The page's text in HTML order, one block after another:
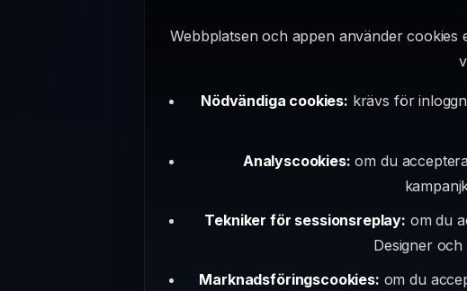
Webbplatsen och appen använder
Nödvändiga cookies: krävs för
Analyscookies: om du
Tekniker för sessionsreplay: om du
Designer
Marknadsföringscookies: om du